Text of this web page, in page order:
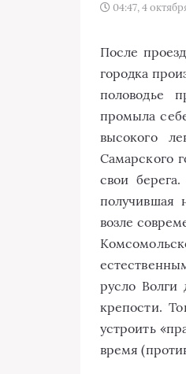
04:47, 4
После
городка
половодье
промыла
высокого
Самарского
свои
получившая
возле
русло Волги
крепости.
устроить
время